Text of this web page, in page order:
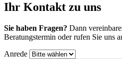
Ihr Kontakt zu uns
Sie haben Fragen? Dann
Beratungstermin oder rufen Sie uns
Anrede